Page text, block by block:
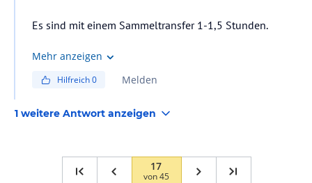
Es sind mit einem Sammeltransfer 1-1,5 Stunden.
Mehr anzeigen
Hilfreich0 Melden
1 weitere Antwort anzeigen
17
von45